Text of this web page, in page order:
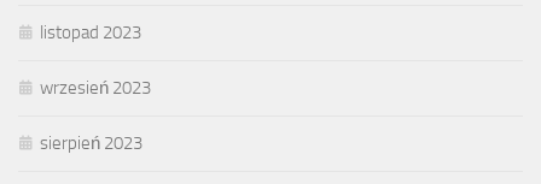
listopad 2023
wrzesień 2023
sierpień 2023